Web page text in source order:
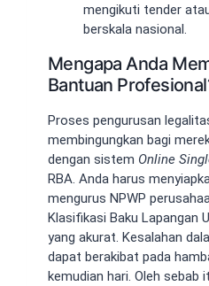
mengikuti tender
berskala nasional.
Mengapa Anda
Bantuan
Proses pengurusan
membingungkan bagi
dengan sistem Online
RBA. Anda harus
mengurus NPWP
Klasifikasi Baku Lapangan
yang akurat. Kesalahan
dapat berakibat pada
kemudian hari. Oleh sebab